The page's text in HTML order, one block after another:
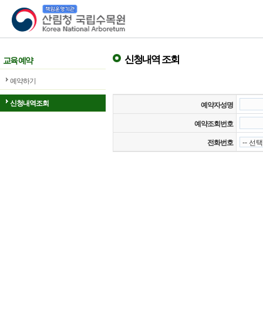
산림청 국립수목원
교육 예약
예약하기
신청내역조회
신청내역 조회
예약자성명
예약조회번호
전화번호